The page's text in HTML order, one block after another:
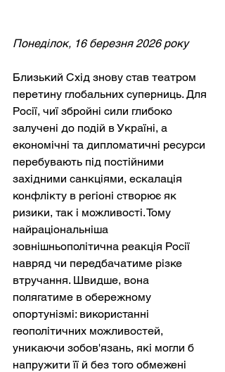
Понеділок, 16 березня 2026 року
Близький Схід знову став театром
перетину глобальних суперниць. Для
Росії, чиї збройні сили глибоко
залучені до подій в Україні, а
економічні та дипломатичні ресурси
перебувають під постійними
західними санкціями, ескалація
конфлікту в регіоні створює як
ризики, так і можливості. Тому
найраціональніша
зовнішньополітична реакція Росії
навряд чи передбачатиме різке
втручання. Швидше, вона
полягатиме в обережному
опортунізмі: використанні
геополітичних можливостей,
уникаючи зобов'язань, які могли б
напружити її й без того обмежені